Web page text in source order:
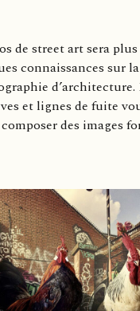
de street art sera
connaissances sur
et lignes de fuite
des images